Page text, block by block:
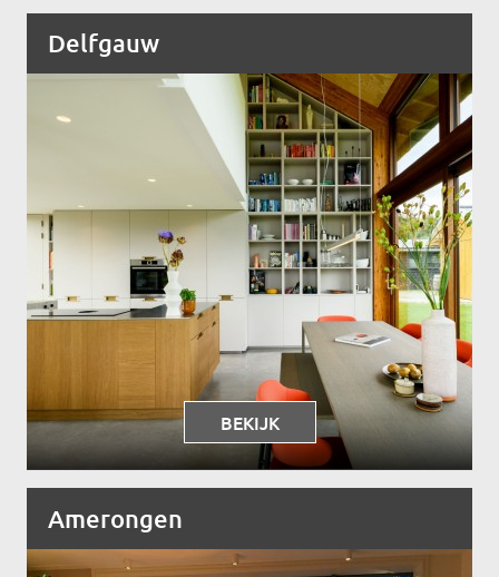
Delfgauw
BEKIJK
Amerongen